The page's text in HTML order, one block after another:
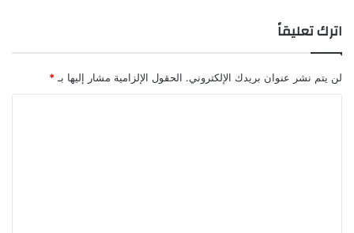
اترك تعليقاً
لن يتم نشر عنوان بريدك الإلكتروني. الحقول الإلزامية مشار إليها بـ *